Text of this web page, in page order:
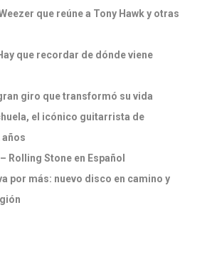
que reúne a Tony Hawk y otras
que recordar de dónde viene
giro que transformó su vida
el icónico guitarrista de
años
Rolling Stone en Español
por más: nuevo disco en camino y